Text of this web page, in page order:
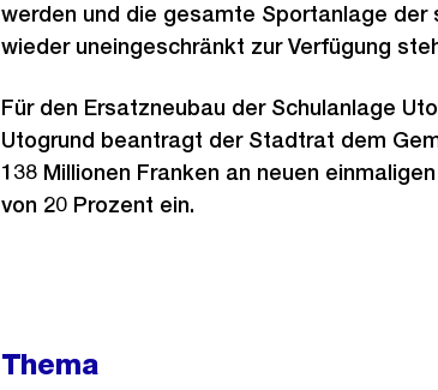
werden und die gesamte Sportanlage
wieder uneingeschränkt zur Verfügung
Für den Ersatzneubau der Schulanlage
Utogrund beantragt der Stadtrat dem
138 Millionen Franken an neuen
von 20 Prozent ein.
Thema